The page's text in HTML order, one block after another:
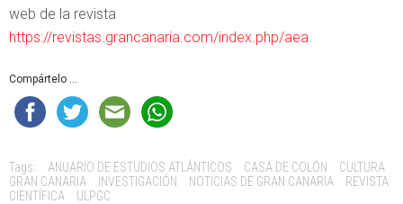
web de la revista
https://revistas.grancanaria.com/index.php/aea
Compártelo ...
Tags: ANUARIO DE ESTUDIOS ATLÁNTICOS CASA DE COLÓN
CULTURA
GRAN CANARIA
INVESTIGACIÓN NOTICIAS DE GRAN CANARIA
REVISTA
CIENTÍFICA
ULPGC